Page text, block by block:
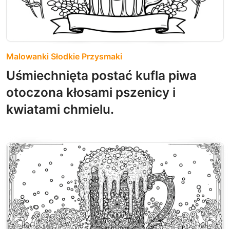
Malowanki Słodkie Przysmaki
Uśmiechnięta postać kufla piwa
otoczona kłosami pszenicy i
kwiatami chmielu.